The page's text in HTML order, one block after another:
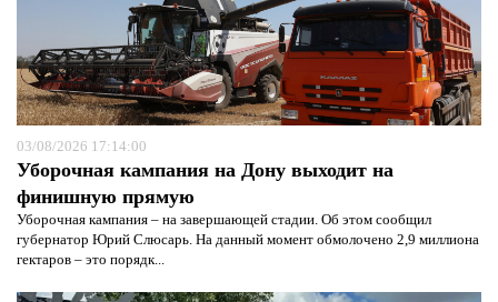
03/08/2026 17:14:00
Уборочная кампания на Дону выходит на
финишную прямую
Уборочная кампания – на завершающей стадии. Об этом сообщил
губернатор Юрий Слюсарь. На данный момент обмолочено 2,9 миллиона
гектаров – это порядк...